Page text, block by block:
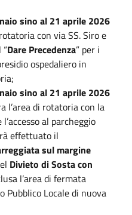
sino al 21 aprile 2026
con via SS. Siro e
Dare Precedenza” per i
ospedaliero in
sino al 21 aprile 2026
l’area di rotatoria con la
al parcheggio
effettuato il
sul margine
Divieto di Sosta con
l’area di fermata
Pubblico Locale di nuova